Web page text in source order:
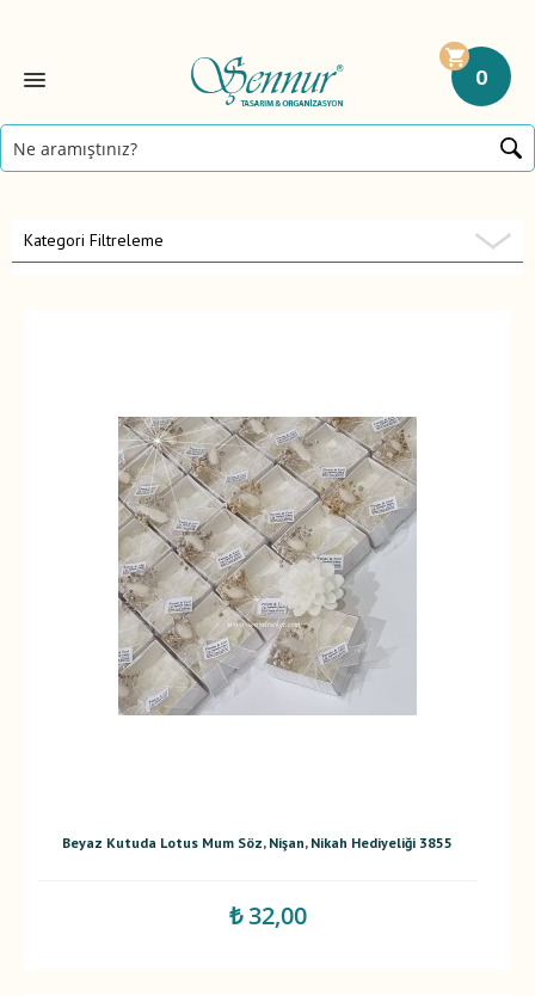
0
Kategori Filtreleme
Beyaz Kutuda Lotus Mum Söz, Nişan, Nikah Hediyeliği 3855
₺ 32,00